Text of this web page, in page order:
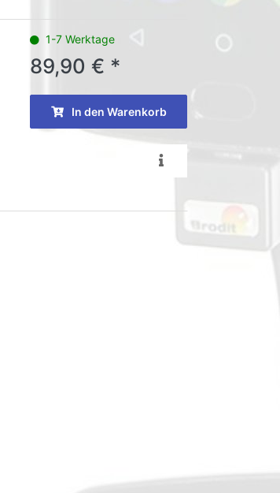
1-7 Werktage
89,90 € *
In den Warenkorb